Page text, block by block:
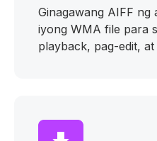
Ginagawang AIFF
iyong WMA file para
playback, pag-edit, at